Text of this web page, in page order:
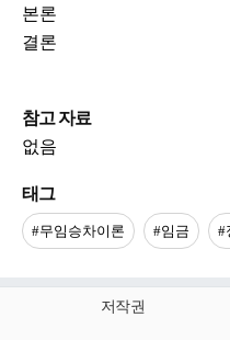
본론
결론
참고 자료
없음
태그
#무임승차이론 #임금 #
저작권